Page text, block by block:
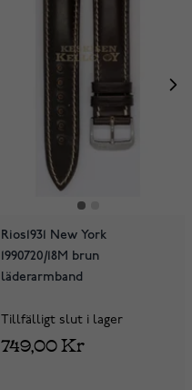
Rios1931 New York
1990720/18M brun
läderarmband
Tillfälligt slut i lager
749,00 Kr